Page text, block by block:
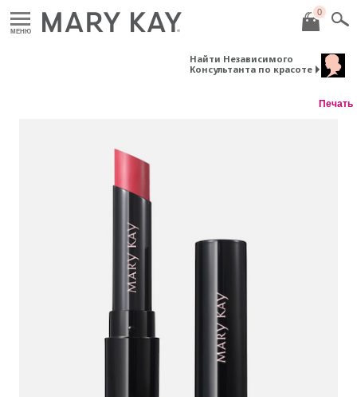
МЕНЮ
0
Найти Независимого
Консультанта по красоте
Печать